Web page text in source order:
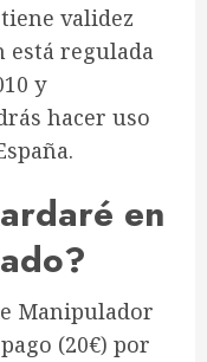
validez
está regulada
y
hacer uso
en
Manipulador
(20€) por